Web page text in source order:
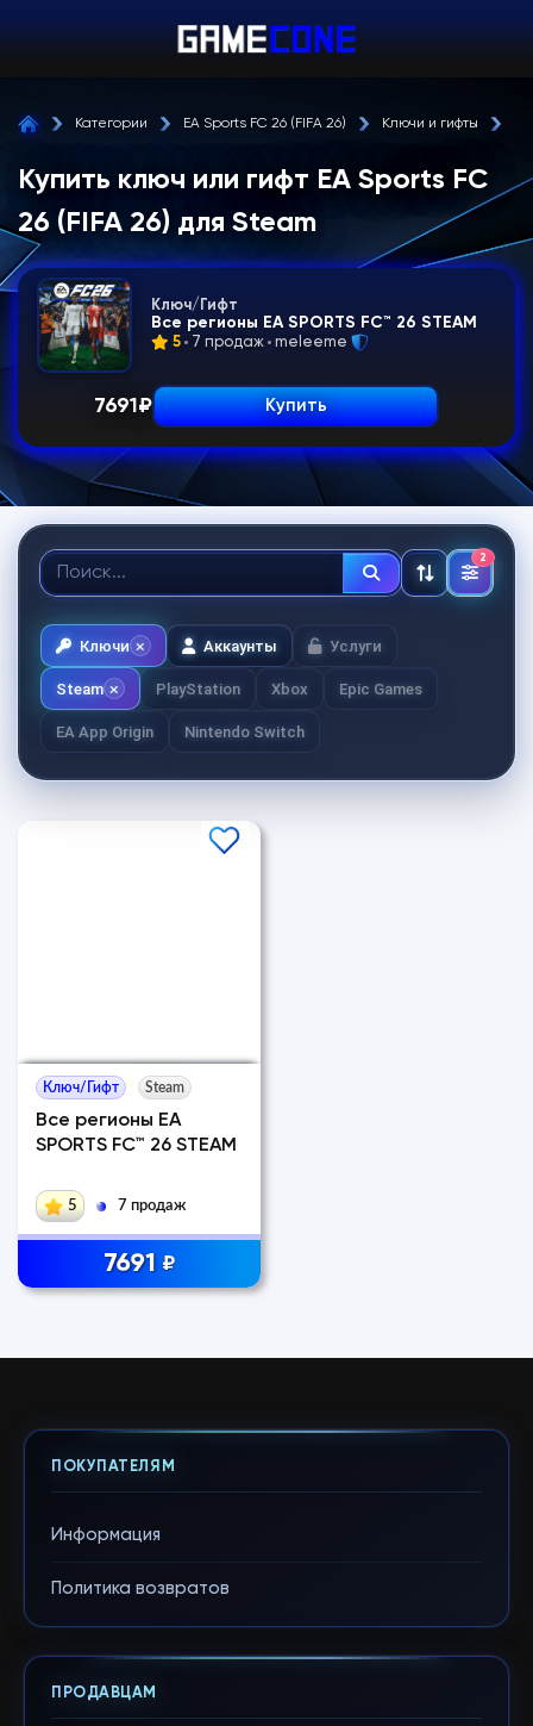
Категории EA Sports FC 26 (FIFA 26) Ключи и гифты
Купить ключ или гифт EA Sports FC
26 (FIFA 26) для Steam
Ключ/Гифт
Все регионы EA SPORTS FC™ 26 STEAM
5 7 продаж meleeme
7691 ₽ Купить
2
Ключи Аккаунты Услуги
Steam PlayStation Xbox Epic Games
EA App Origin Nintendo Switch
Ключ/Гифт Steam
Все регионы EA
SPORTS FC™ 26 STEAM
5 7 продаж
7691 ₽
ПОКУПАТЕЛЯМ
Информация
Политика возвратов
ПРОДАВЦАМ